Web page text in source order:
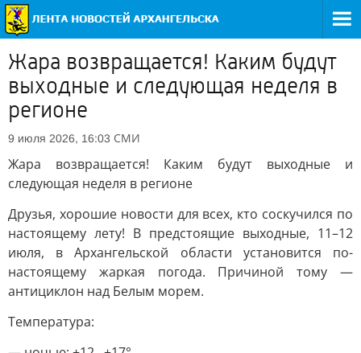
Жара возвращается! Каким будут
выходные и следующая неделя в
регионе
9 июля 2026, 16:03 СМИ
Жара возвращается! Каким будут выходные и
следующая неделя в регионе
Друзья, хорошие новости для всех, кто соскучился по
настоящему лету! В предстоящие выходные, 11–12
июля, в Архангельской области установится по-
настоящему жаркая погода. Причиной тому —
антициклон над Белым морем.
Температура: